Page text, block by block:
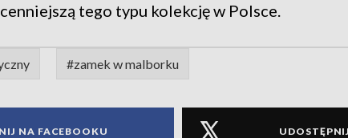
tego typu kolekcję w Polsce.
#zamek w malborku
NA FACEBOOKU